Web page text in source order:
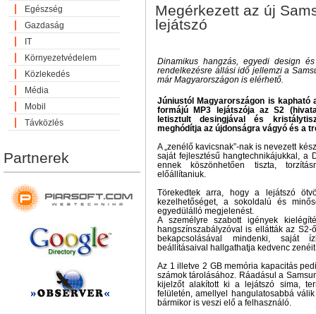
Egészség
Gazdaság
IT
Környezetvédelem
Közlekedés
Média
Mobil
Távközlés
Partnerek
Megérkezett az új
lejátszó
Dinamikus hangzás, egyedi design
rendelkezésre állási idő jellemzi a
már Magyarországon is elérhető.
Júniustól Magyarországon is kapható
formájú MP3 lejátszója az S2
letisztult desingjával és
meghódítja az újdonságra vágyó és a
A „zenélő kavicsnak”-nak is nevezett
saját fejlesztésű hangtechnikájukkal, a
ennek köszönhetően tiszta,
előállítaniuk.
Törekedtek arra, hogy a lejátszó
kezelhetőséget, a sokoldalú és
egyedülálló megjelenést.
A személyre szabott igények
hangszínszabályzóval is ellátták az S2-
bekapcsolásával mindenki, saját
beállításaival hallgathatja kedvenc
Az 1 illetve 2 GB memória kapacitás
számok tárolásához. Ráadásul a
kijelzőt alakított ki a lejátszó sima,
felületén, amellyel hangulatosabbá
bármikor is veszi elő a felhasználó.